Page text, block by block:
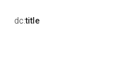
dc:title